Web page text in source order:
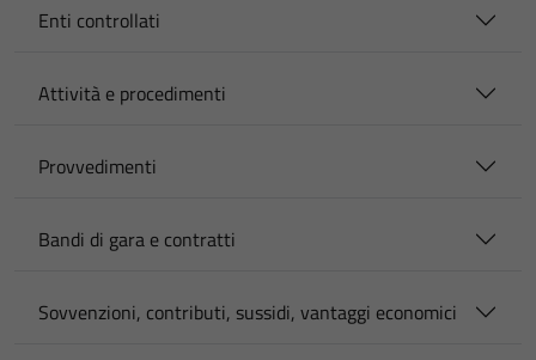
Enti controllati
Attività e procedimenti
Provvedimenti
Bandi di gara e contratti
Sovvenzioni, contributi, sussidi, vantaggi economici